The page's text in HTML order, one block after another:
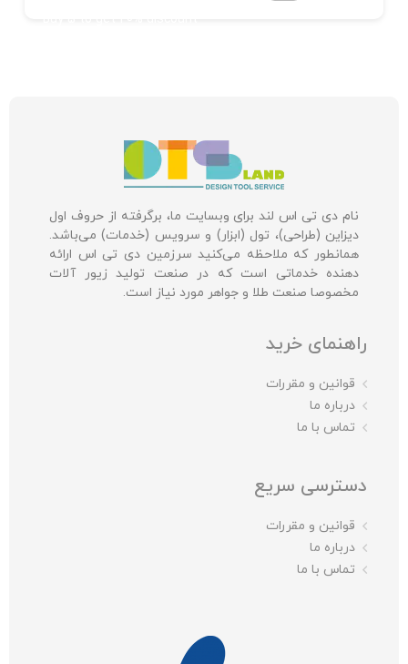
نام دی تی اس لند برای وبسایت ما، برگرفته از حروف اول
دیزاین (طراحی)، تول (ابزار) و سرویس (خدمات) می‌باشد.
همانطور که ملاحظه می‌کنید سرزمین دی تی اس ارائه
دهنده خدماتی است که در صنعت تولید زیور آلات
مخصوصا صنعت طلا و جواهر مورد نیاز است.
راهنمای خرید
قوانین و مقررات
درباره ما
تماس با ما
دسترسی سریع
قوانین و مقررات
درباره ما
تماس با ما